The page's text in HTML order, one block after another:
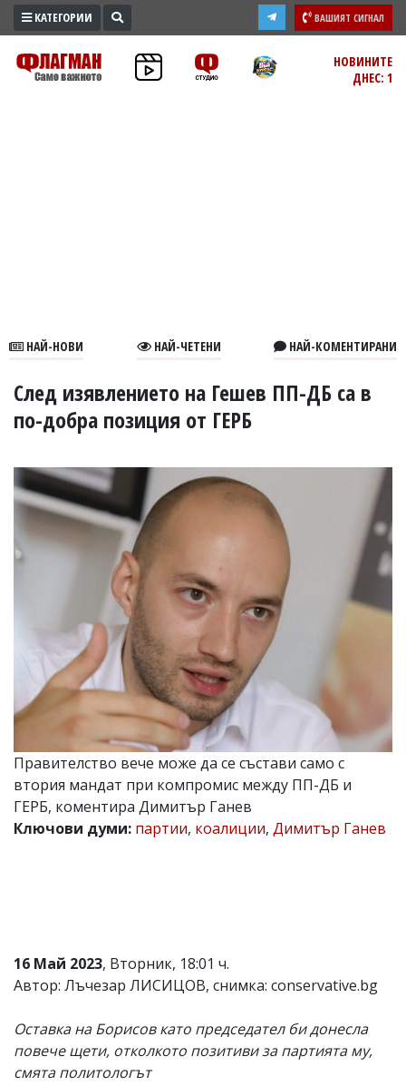
ПРОМО
ЗОНА
В
УКРАЙНА
РАЗСЛЕДВАНЕ
БИЗНЕС
v.vasilev@flagman.bg
Касабова,
еmail:k.kassabova@flagman.bg
Главен
Иван
Колев,
email:
office@flagman.bg
Коментарите
редакцията
не
носи
за
тях!
Ако
откриете
КАТЕГОРИИ ВАШИЯТ СИГНАЛ
НОВИНИТЕ
ДНЕС: 1
НАЙ-НОВИ НАЙ-ЧЕТЕНИ НАЙ-КОМЕНТИРАНИ
След изявлението на Гешев ПП-ДБ са в
по-добра позиция от ГЕРБ
Правителство вече може да се състави само с
втория мандат при компромис между ПП-ДБ и
ГЕРБ, коментира Димитър Ганев
Ключови думи: партии, коалиции, Димитър Ганев
16 Май 2023, Вторник, 18:01 ч.
Автор: Лъчезар ЛИСИЦОВ, снимка: conservative.bg
Оставка на Борисов като председател би донесла
повече щети, отколкото позитиви за партията му,
смята политологът